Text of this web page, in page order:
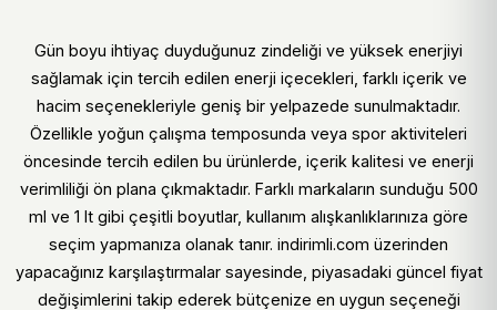
Gün boyu ihtiyaç duyduğunuz zindeliği ve yüksek enerjiyi
sağlamak için tercih edilen enerji içecekleri, farklı içerik ve
hacim seçenekleriyle geniş bir yelpazede sunulmaktadır.
Özellikle yoğun çalışma temposunda veya spor aktiviteleri
öncesinde tercih edilen bu ürünlerde, içerik kalitesi ve enerji
verimliliği ön plana çıkmaktadır. Farklı markaların sunduğu 500
ml ve 1 lt gibi çeşitli boyutlar, kullanım alışkanlıklarınıza göre
seçim yapmanıza olanak tanır. indirimli.com üzerinden
yapacağınız karşılaştırmalar sayesinde, piyasadaki güncel fiyat
değişimlerini takip ederek bütçenize en uygun seçeneği